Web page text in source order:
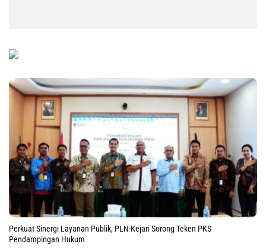
Perkuat Sinergi Layanan Publik, PLN-Kejari Sorong Teken PKS
Pendampingan Hukum